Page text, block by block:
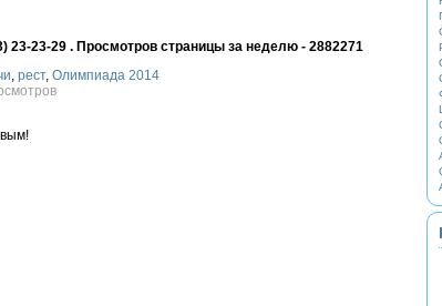
23-23-29 . Просмотров страницы за неделю - 2882271
, рест, Олимпиада 2014